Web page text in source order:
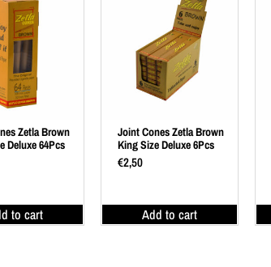
Zetla Brown
Deluxe 64Pcs
to cart
Joint Cones Zetla Brown
King Size Deluxe 6Pcs
€2,50
Add to cart